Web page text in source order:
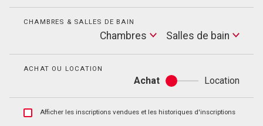
Price
CHAMBRES & SALLES DE BAIN
Chambres
Salles
de
Salles de bain
ACHAT OU LOCATION
Achat
Achat
ou
location
Location
AfficherAfficher les inscriptions vendues et les historiques d'inscriptions